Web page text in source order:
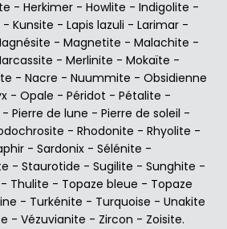
- Herkimer - Howlite - Indigolite -
- Kunsite - Lapis lazuli - Larimar -
- Magnetite - Malachite -
- Merlinite - Mokaïte -
- Nacre - Nuummite - Obsidienne
- Opale - Péridot - Pétalite -
- Pierre de lune - Pierre de soleil -
- Rhodonite - Rhyolite -
- Sardonix - Sélénite -
- Staurotide - Sugilite - Sunghite -
- Thulite - Topaze bleue - Topaze
- Turkénite - Turquoise - Unakite
- Vézuvianite - Zircon - Zoisite.